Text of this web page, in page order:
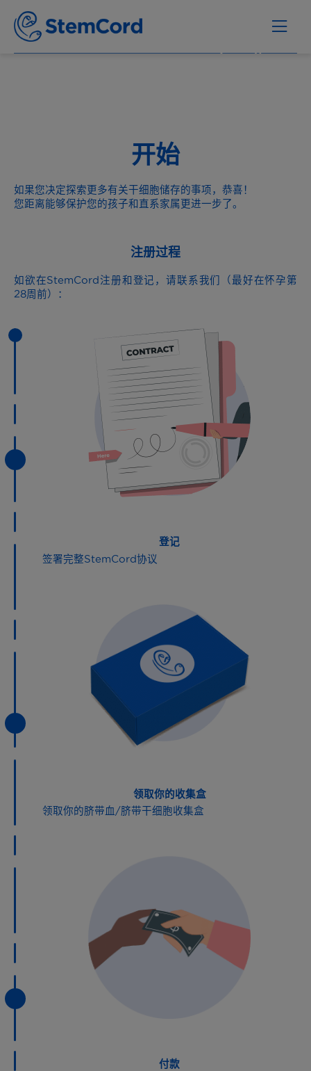
开始
如果您决定探索更多有关干细胞储存的事项，恭喜！
您距离能够保护您的孩子和直系家属更进一步了。
注册过程
如欲在StemCord注册和登记，请联系我们（最好在怀孕第
28周前）：
登记
签署完整StemCord协议
领取你的收集盒
领取你的脐带血/脐带干细胞收集盒
付款